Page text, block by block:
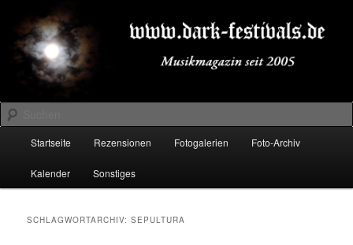
primären
Inhalt
springen
sekundären
Inhalt
springenDARK-FESTIVALS.DE
Suchen
Startseite Rezensionen Fotogalerien Foto-Archiv
Kalender Sonstiges
SCHLAGWORTARCHIV:SEPULTURA